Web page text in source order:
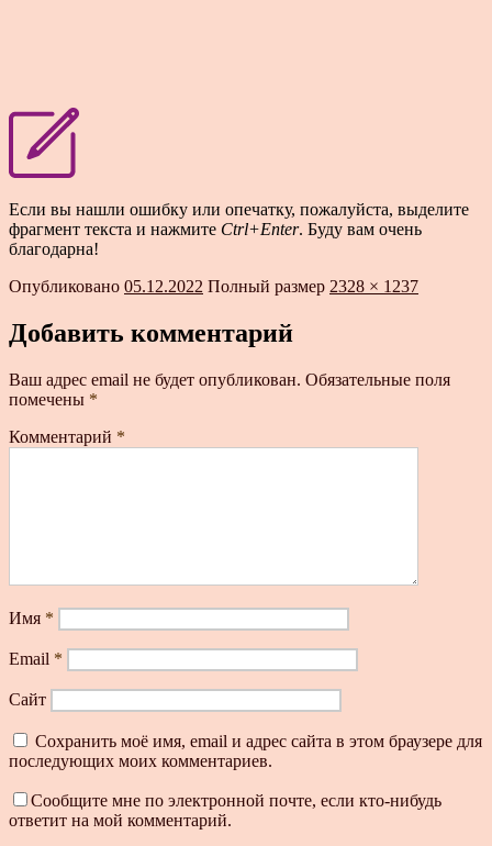
Если вы нашли ошибку или опечатку, пожалуйста, выделите
фрагмент текста и нажмите Ctrl+Enter. Буду вам очень
благодарна!
Опубликовано 05.12.2022 Полный размер 2328 × 1237
Добавить комментарий
Ваш адрес email не будет опубликован. Обязательные поля
помечены *
Комментарий *
Имя *
Email *
Сайт
Сохранить моё имя, email и адрес сайта в этом браузере для
последующих моих комментариев.
Сообщите мне по электронной почте, если кто-нибудь
ответит на мой комментарий.